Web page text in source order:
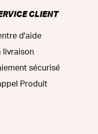
CLIENT
d'aide
livraison
sécurisé
Produit